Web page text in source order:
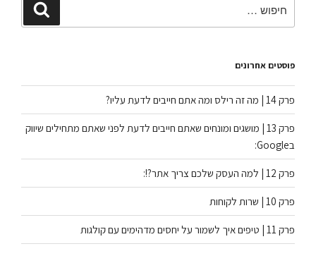
פוסטים אחרונים
פרק 14 | מה זה רילס ומה אתם חייבים לדעת עליו?
פרק 13 | מושגים ומונחים שאתם חייבים לדעת לפני שאתם מתחילים שיווק
בGoogle:
פרק 12 | למה העסק שלכם צריך אתר?!:
פרק 10 | שרות לקוחות
פרק 11 | טיפים איך לשמור על יחסים מדהימים עם קולגות